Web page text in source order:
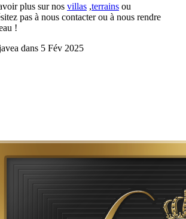
plus sur nos villas ,terrains ou
pas à nous contacter ou à nous rendre
!
dans 5 Fév 2025